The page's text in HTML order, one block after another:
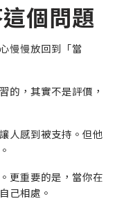
個問題
慢慢放回到「當
的，其實不是評價，
人感到被支持。但他
更重要的是，當你在
己相處。